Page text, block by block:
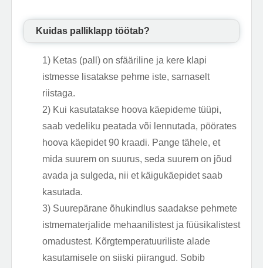
Kuidas palliklapp töötab?
1) Ketas (pall) on sfääriline ja kere klapi
istmesse lisatakse pehme iste, sarnaselt
riistaga.
2) Kui kasutatakse hoova käepideme tüüpi,
saab vedeliku peatada või lennutada, pöörates
hoova käepidet 90 kraadi. Pange tähele, et
mida suurem on suurus, seda suurem on jõud
avada ja sulgeda, nii et käigukäepidet saab
kasutada.
3) Suurepärane õhukindlus saadakse pehmete
istmematerjalide mehaanilistest ja füüsikalistest
omadustest. Kõrgtemperatuuriliste alade
kasutamisele on siiski piirangud. Sobib